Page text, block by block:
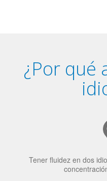
¿Por qué
Tener fluidez en dos